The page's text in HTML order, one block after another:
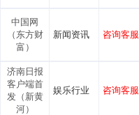
中国网
（东方财
富）
新闻资讯 咨询客服
济南日报
客户端首
发（新黄
河）
娱乐行业 咨询客服